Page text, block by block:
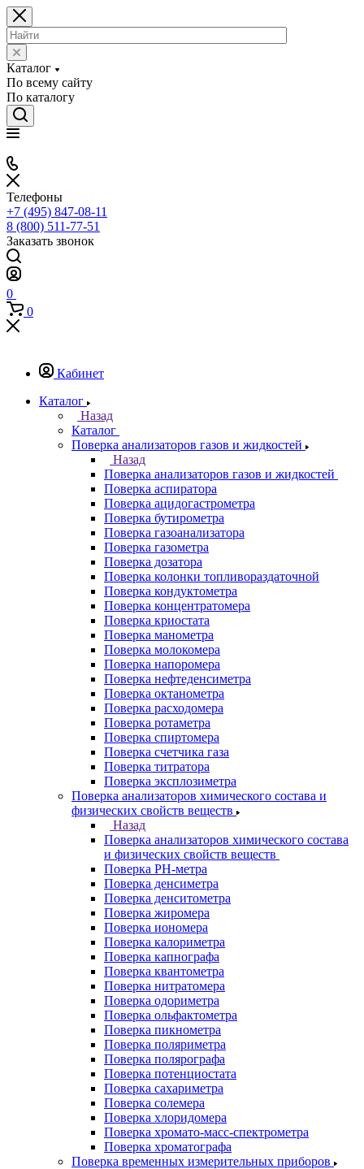
Каталог
По всему сайту
По каталогу
Телефоны
+7 (495) 847-08-11
8 (800) 511-77-51
Заказать звонок
0
0
Кабинет
Каталог
Назад
Каталог
Поверка анализаторов газов и жидкостей
Назад
Поверка анализаторов газов и жидкостей
Поверка аспиратора
Поверка ацидогастрометра
Поверка бутирометра
Поверка газоанализатора
Поверка газометра
Поверка дозатора
Поверка колонки топливораздаточной
Поверка кондуктометра
Поверка концентратомера
Поверка криостата
Поверка манометра
Поверка молокомера
Поверка напоромера
Поверка нефтеденсиметра
Поверка октанометра
Поверка расходомера
Поверка ротаметра
Поверка спиртомера
Поверка счетчика газа
Поверка титратора
Поверка эксплозиметра
Поверка анализаторов химического состава и
физических свойств веществ
Назад
Поверка анализаторов химического состава
и физических свойств веществ
Поверка PH-метра
Поверка денсиметра
Поверка денситометра
Поверка жиромера
Поверка иономера
Поверка калориметра
Поверка капнографа
Поверка квантометра
Поверка нитратомера
Поверка одориметра
Поверка ольфактометра
Поверка пикнометра
Поверка поляриметра
Поверка полярографа
Поверка потенциостата
Поверка сахариметра
Поверка солемера
Поверка хлоридомера
Поверка хромато-масс-спектрометра
Поверка хроматографа
Поверка временных измерительных приборов